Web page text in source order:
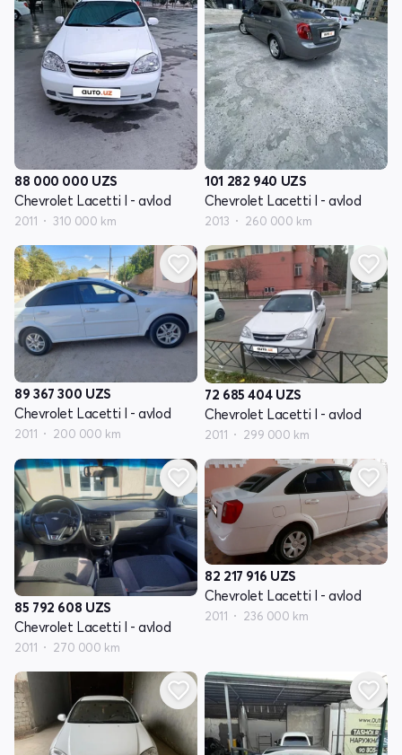
88 000 000 UZS
Chevrolet Lacetti I - avlod
2011 310 000 km
101 282 940 UZS
Chevrolet Lacetti I - avlod
2013 260 000 km
89 367 300 UZS
Chevrolet Lacetti I - avlod
2011 200 000 km
72 685 404 UZS
Chevrolet Lacetti I - avlod
2011 299 000 km
85 792 608 UZS
Chevrolet Lacetti I - avlod
2011 270 000 km
82 217 916 UZS
Chevrolet Lacetti I - avlod
2011 236 000 km